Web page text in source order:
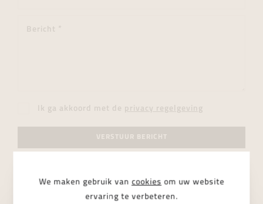
Ik ga akkoord met de privacy regelgeving
VERSTUUR BERICHT
We maken gebruik van cookies om uw website
ervaring te verbeteren.